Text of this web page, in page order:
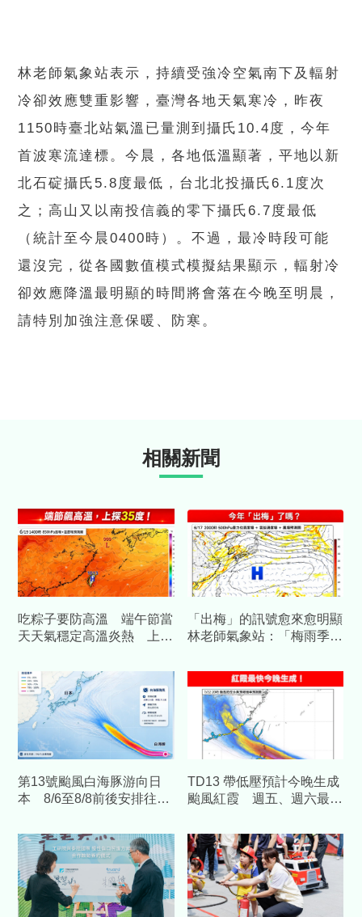
林老師氣象站表示，持續受強冷空氣南下及輻射
冷卻效應雙重影響，臺灣各地天氣寒冷，昨夜
1150時臺北站氣溫已量測到攝氏10.4度，今年
首波寒流達標。今晨，各地低溫顯著，平地以新
北石碇攝氏5.8度最低，台北北投攝氏6.1度次
之；高山又以南投信義的零下攝氏6.7度最低
（統計至今晨0400時）。不過，最冷時段可能
還沒完，從各國數值模式模擬結果顯示，輻射冷
卻效應降溫最明顯的時間將會落在今晚至明晨，
請特別加強注意保暖、防寒。
相關新聞
吃粽子要防高溫 端午節當
天天氣穩定高溫炎熱 上看
「出梅」的訊號愈來愈明顯
林老師氣象站：「梅雨季」
第13號颱風白海豚游向日
本 8/6至8/8前後安排往日
TD13 帶低壓預計今晚生成
颱風紅霞 週五、週六最靠